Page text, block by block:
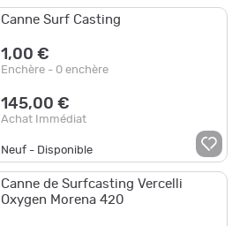
Canne Surf Casting
1,00 €
Enchère - 0 enchère
145,00 €
Achat Immédiat
Neuf - Disponible
Canne de Surfcasting Vercelli
Oxygen Morena 420